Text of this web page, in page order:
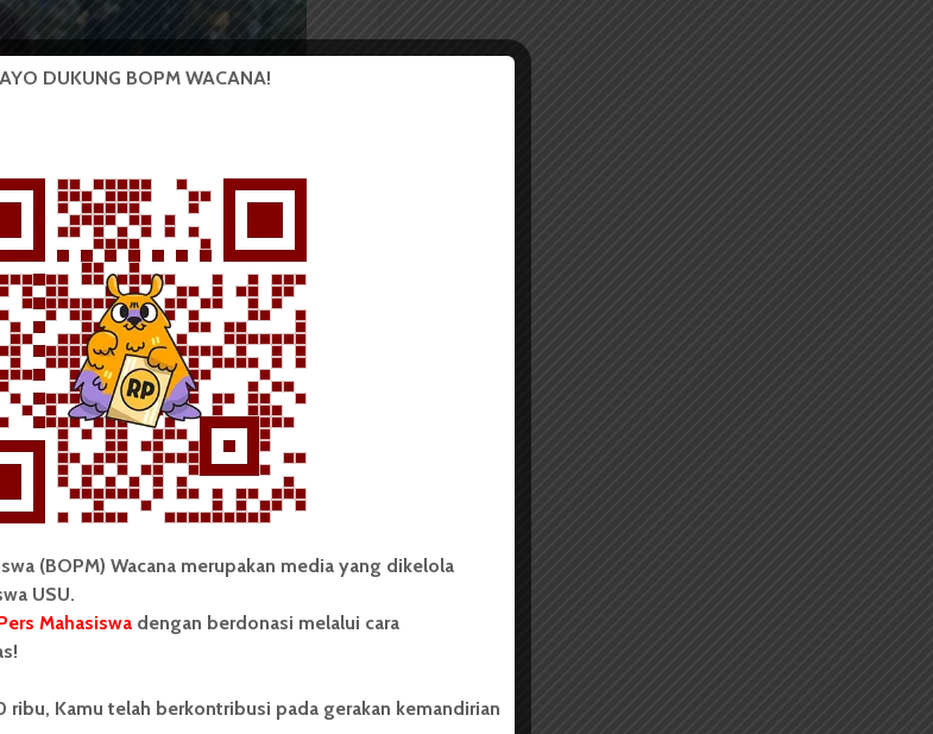
Vannya Samosir | Sumber Pribadi
lalu dikeluarkan dengan
kurang efektif karena lebih banyak
lingkungan, membuat
yang demo, dan yang paling
kepada orang yang dituju.
AYO DUKUNG BOPM WACANA!
(BOPM) Wacana merupakan media yang dikelola
USU.
Mahasiswa dengan berdonasi melalui cara
ribu, Kamu telah berkontribusi pada gerakan kemandirian